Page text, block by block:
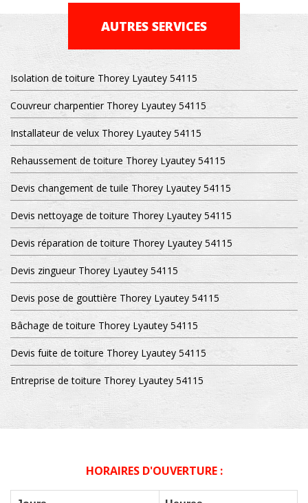
AUTRES SERVICES
Isolation de toiture Thorey Lyautey 54115
Couvreur charpentier Thorey Lyautey 54115
Installateur de velux Thorey Lyautey 54115
Rehaussement de toiture Thorey Lyautey 54115
Devis changement de tuile Thorey Lyautey 54115
Devis nettoyage de toiture Thorey Lyautey 54115
Devis réparation de toiture Thorey Lyautey 54115
Devis zingueur Thorey Lyautey 54115
Devis pose de gouttière Thorey Lyautey 54115
Bâchage de toiture Thorey Lyautey 54115
Devis fuite de toiture Thorey Lyautey 54115
Entreprise de toiture Thorey Lyautey 54115
HORAIRES D'OUVERTURE :